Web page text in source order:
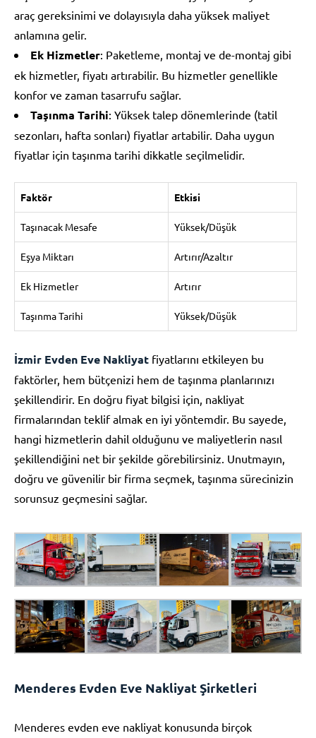
araç gereksinimi ve dolayısıyla daha yüksek maliyet
anlamına gelir.
Ek Hizmetler: Paketleme, montaj ve de-montaj gibi
ek hizmetler, fiyatı artırabilir. Bu hizmetler genellikle
konfor ve zaman tasarrufu sağlar.
Taşınma Tarihi: Yüksek talep dönemlerinde (tatil
sezonları, hafta sonları) fiyatlar artabilir. Daha uygun
fiyatlar için taşınma tarihi dikkatle seçilmelidir.
Faktör Etkisi
Taşınacak Mesafe Yüksek/Düşük
Eşya Miktarı Artırır/Azaltır
Ek Hizmetler Artırır
Taşınma Tarihi Yüksek/Düşük
İzmir Evden Eve Nakliyat fiyatlarını etkileyen bu
faktörler, hem bütçenizi hem de taşınma planlarınızı
şekillendirir. En doğru fiyat bilgisi için, nakliyat
firmalarından teklif almak en iyi yöntemdir. Bu sayede,
hangi hizmetlerin dahil olduğunu ve maliyetlerin nasıl
şekillendiğini net bir şekilde görebilirsiniz. Unutmayın,
doğru ve güvenilir bir firma seçmek, taşınma sürecinizin
sorunsuz geçmesini sağlar.
Menderes Evden Eve Nakliyat Şirketleri
Menderes evden eve nakliyat konusunda birçok